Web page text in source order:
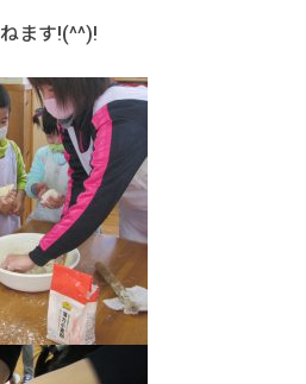
ます!(^^)!